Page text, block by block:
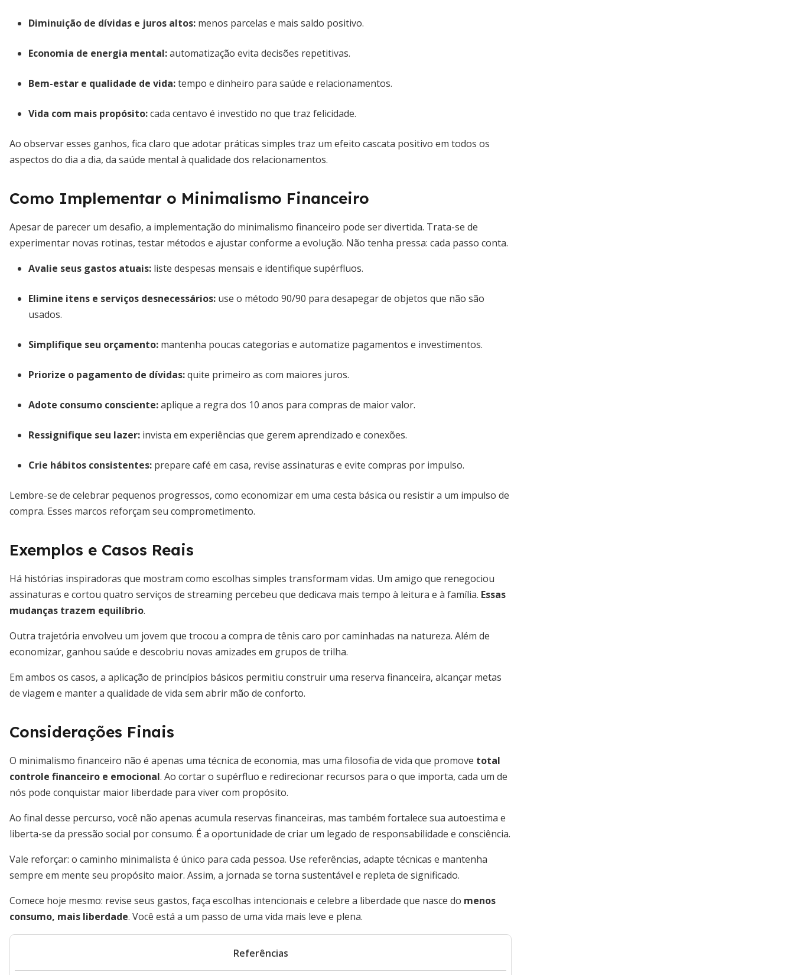
Diminuição de dívidas e juros altos: menos parcelas e mais saldo positivo.
Economia de energia mental:automatização evita decisões repetitivas.
Bem-estar e qualidade de vida:tempo e dinheiro para saúde e relacionamentos.
Vida com mais propósito:cada centavo é investido no que traz felicidade.
Ao observar esses ganhos, fica claro que adotar práticas simples traz um efeito cascata positivo em todos os
aspectos do dia a dia, da saúde mental à qualidade dos relacionamentos.
Como Implementar o Minimalismo Financeiro
Apesar de parecer um desafio, a implementação do minimalismo financeiro pode ser divertida. Trata-se de
experimentar novas rotinas, testar métodos e ajustar conforme a evolução. Não tenha pressa: cada passo conta.
Avalie seus gastos atuais: liste despesas mensais e identifique supérfluos.
Elimine itens e serviços desnecessários: use o método 90/90 para desapegar de objetos que não são
usados.
Simplifique seu orçamento: mantenha poucas categorias e automatize pagamentos e investimentos.
Priorize o pagamento de dívidas:quite primeiro as com maiores juros.
Adote consumo consciente:aplique a regra dos 10 anos para compras de maior valor.
Ressignifique seu lazer: invista em experiências que gerem aprendizado e conexões.
Crie hábitos consistentes: prepare café em casa, revise assinaturas e evite compras por impulso.
Lembre-se de celebrar pequenos progressos, como economizar em uma cesta básica ou resistir a um impulso de
compra. Esses marcos reforçam seu comprometimento.
Exemplos e Casos Reais
Há histórias inspiradoras que mostram como escolhas simples transformam vidas. Um amigo que renegociou
assinaturas e cortou quatro serviços de streaming percebeu que dedicava mais tempo à leitura e à família. Essas
mudanças trazem equilíbrio.
Outra trajetória envolveu um jovem que trocou a compra de tênis caro por caminhadas na natureza. Além de
economizar, ganhou saúde e descobriu novas amizades em grupos de trilha.
Em ambos os casos, a aplicação de princípios básicos permitiu construir uma reserva financeira, alcançar metas
de viagem e manter a qualidade de vida sem abrir mão de conforto.
Considerações Finais
O minimalismo financeiro não é apenas uma técnica de economia, mas uma filosofia de vida que promove total
controle financeiro e emocional. Ao cortar o supérfluo e redirecionar recursos para o que importa, cada um de
nós pode conquistar maior liberdade para viver com propósito.
Ao final desse percurso, você não apenas acumula reservas financeiras, mas também fortalece sua autoestima e
liberta-se da pressão social por consumo. É a oportunidade de criar um legado de responsabilidade e consciência.
Vale reforçar: o caminho minimalista é único para cada pessoa. Use referências, adapte técnicas e mantenha
sempre em mente seu propósito maior. Assim, a jornada se torna sustentável e repleta de significado.
Comece hoje mesmo: revise seus gastos, faça escolhas intencionais e celebre a liberdade que nasce do menos
consumo, mais liberdade. Você está a um passo de uma vida mais leve e plena.
Referências